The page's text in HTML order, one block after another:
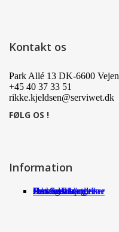
Kontakt os
Park Allé 13 DK-6600 Vejen
+45 40 37 33 51
rikke.kjeldsen@serviwet.dk
FØLG OS !
Information
Om Serviwet
Serviwet blog
Forhandlere
Persondatapolitik
Handelsbetingelser
Det siger kunderne
Jobs